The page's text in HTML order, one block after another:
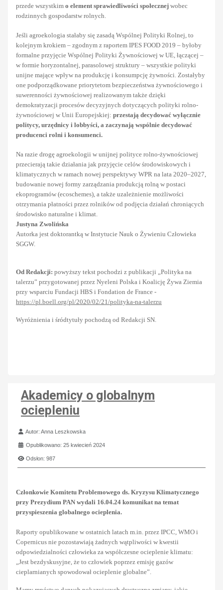
przede wszystkim o element sprawiedliwości społecznej wobec
rodzinnych gospodarstw rolnych.
Jeśli agroekologia stałaby się zasadą Wspólnej Polityki Rolnej, to
kolejnym krokiem – zgodnym z raportem IPES FOOD 2019 – byłoby
formalne przyjęcie Wspólnej Polityki Żywnościowej w UE, łączącej –
w formie horyzontalnej, parasolowej struktury – wszystkie polityki
unijne mające wpływ na produkcję i konsumpcję żywności. Zostałyby
one podporządkowane priorytetom bezpieczeństwa żywnościowego i
suwerenności żywnościowej realizowanym także dzięki
demokratyzacji procesów decyzyjnych dotyczących polityki rolno-
żywnościowej w Unii Europejskiej: przestają decydować wyłącznie
politycy, urzędnicy i lobbyści, a zaczynają wspólnie decydować
producenci rolni i konsumenci.
Na razie drogę agroekologii w unijnej polityce rolno-żywnościowej
przecierają takie działania jak przyjęcie celów środowiskowych i
klimatycznych w ramach nowej perspektywy WPR na lata 2020–2027,
budowanie nowej formy zarządzania produkcją rolną w postaci
ekoprogramów (ecoschemes), a także uzależnienie możliwości
otrzymania płatności przez rolników od podjęcia działań chroniących
środowisko naturalne i klimat.
Justyna Zwolińska
Autorka jest doktorantką w Instytucie Nauk o Żywieniu Człowieka
SGGW.
Od Redakcji: powyższy tekst pochodzi z publikacji „Polityka na
talerzu” przygotowanej przez Nyeleni Polska i Koalicję Żywa Ziemia
przy wsparciu Fundacji HBS i Fondation de France -
https://pl.boell.org/pl/2020/02/21/polityka-na-talerzu
Wyróżnienia i śródtytuły pochodzą od Redakcji SN.
Akademicy o globalnym
ociepleniu
Szczegóły
Autor:Anna Leszkowska
Opublikowano: 25 kwiecień 2024
Odsłon: 987
Członkowie Komitetu Problemowego ds. Kryzysu Klimatycznego
przy Prezydium PAN wydali 16.04.24 komunikat na temat
przyspieszenia globalnego ocieplenia.
Raporty opublikowane w ostatnich latach m.in. przez IPCC, WMO i
Copernicus nie pozostawiają żadnych wątpliwości w kwestii
odpowiedzialności człowieka za współczesne ocieplenie klimatu:
„Jest bezdyskusyjne, że to człowiek poprzez emisję gazów
cieplarnianych spowodował ocieplenie globalne”.